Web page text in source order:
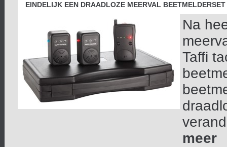
EINDELIJK EEN DRAADLOZE MEERVAL BEETMELDERSET
Na
Taffi
meer